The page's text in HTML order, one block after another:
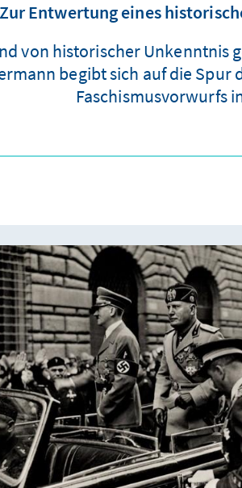
Zur Entwertung eines
von historischer Unkenntnis
begibt sich auf die
Faschismusvorwurfs